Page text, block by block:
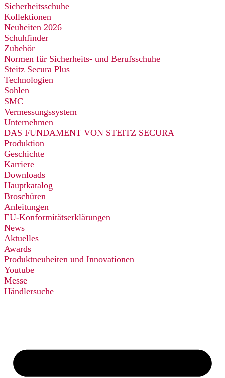
Sicherheitsschuhe
Kollektionen
Neuheiten 2026
Schuhfinder
Zubehör
Normen für Sicherheits- und Berufsschuhe
Steitz Secura Plus
Technologien
Sohlen
SMC
Vermessungssystem
Unternehmen
DAS FUNDAMENT VON STEITZ SECURA
Produktion
Geschichte
Karriere
Downloads
Hauptkatalog
Broschüren
Anleitungen
EU-Konformitätserklärungen
News
Aktuelles
Awards
Produktneuheiten und Innovationen
Youtube
Messe
Händlersuche